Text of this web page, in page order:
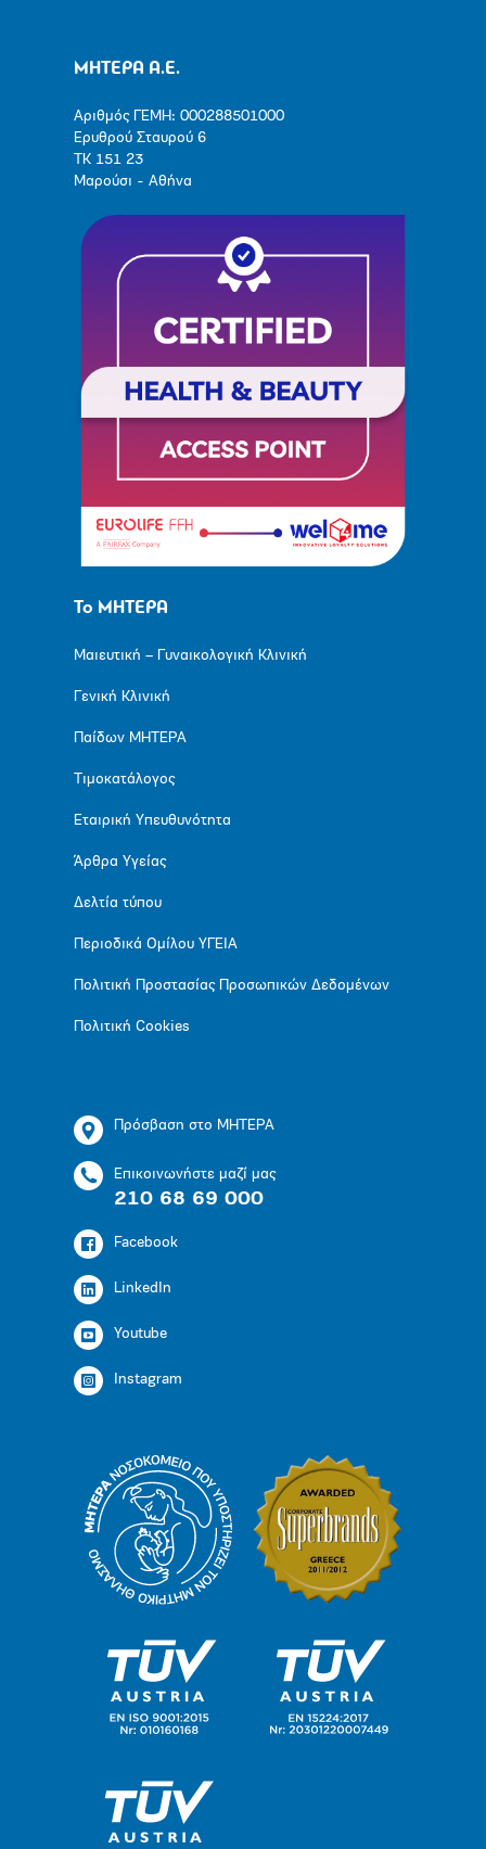
ΜΗΤΕΡΑ Α.Ε.
Αριθμός ΓΕΜΗ: 000288501000
Ερυθρού Σταυρού 6
ΤΚ 151 23
Μαρούσι - Αθήνα
Το ΜΗΤΕΡΑ
Μαιευτική – Γυναικολογική Κλινική
Γενική Κλινική
Παίδων ΜΗΤΕΡΑ
Τιμοκατάλογος
Εταιρική Υπευθυνότητα
Άρθρα Υγείας
Δελτία τύπου
Περιοδικά Ομίλου ΥΓΕΙΑ
Πολιτική Προστασίας Προσωπικών Δεδομένων
Πολιτική Cookies
Πρόσβαση στο ΜΗΤΕΡΑ
Επικοινωνήστε μαζί μας
210 68 69 000
Facebook
LinkedIn
Youtube
Instagram